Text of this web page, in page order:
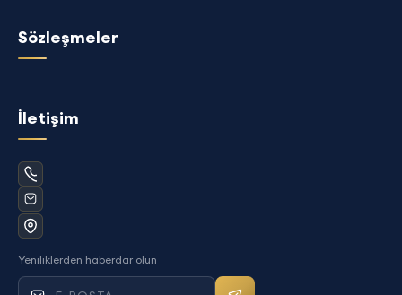
Sözleşmeler
İletişim
Yeniliklerden haberdar olun